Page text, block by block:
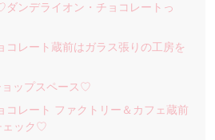
ンデライオン・チョコレートっ
コレート蔵前はガラス張りの工房を
ョップスペース♡
コレート ファクトリー＆カフェ蔵前
ェック♡